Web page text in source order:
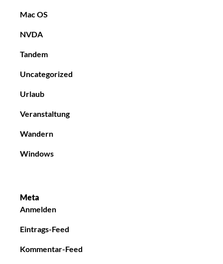
Mac OS
NVDA
Tandem
Uncategorized
Urlaub
Veranstaltung
Wandern
Windows
Meta
Anmelden
Eintrags-Feed
Kommentar-Feed